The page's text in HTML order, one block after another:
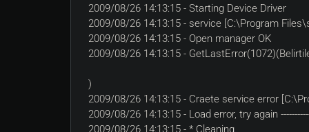
2009/08/26 14:13:15 - Starting Device Driver
2009/08/26 14:13:15 - service [C:\Program
2009/08/26 14:13:15 - Open manager OK
2009/08/26 14:13:15 -
)
2009/08/26 14:13:15 - Craete service error
2009/08/26 14:13:15 - Load error, try again
2009/08/26 14:13:15 - * Cleaning